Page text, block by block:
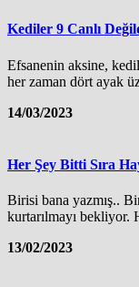
Kediler 9 Canlı
Efsanenin aksine,
her zaman dört ayak
14/03/2023
Her Şey Bitti Sıra
Birisi bana yazmış..
kurtarılmayı bekliyor.
13/02/2023